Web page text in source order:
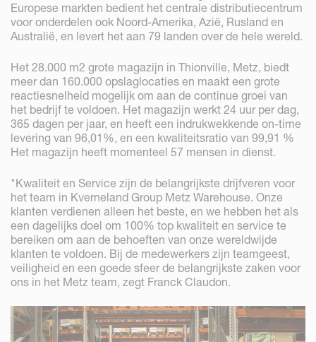
Europese markten bedient het centrale distributiecentrum
voor onderdelen ook Noord-Amerika, Azië, Rusland en
Australië, en levert het aan 79 landen over de hele wereld.
Het 28.000 m2 grote magazijn in Thionville, Metz, biedt
meer dan 160.000 opslaglocaties en maakt een grote
reactiesnelheid mogelijk om aan de continue groei van
het bedrijf te voldoen. Het magazijn werkt 24 uur per dag,
365 dagen per jaar, en heeft een indrukwekkende on-time
levering van 96,01%, en een kwaliteitsratio van 99,91 %
Het magazijn heeft momenteel 57 mensen in dienst.
"Kwaliteit en Service zijn de belangrijkste drijfveren voor
het team in Kverneland Group Metz Warehouse. Onze
klanten verdienen alleen het beste, en we hebben het als
een dagelijks doel om 100% top kwaliteit en service te
bereiken om aan de behoeften van onze wereldwijde
klanten te voldoen. Bij de medewerkers zijn teamgeest,
veiligheid en een goede sfeer de belangrijkste zaken voor
ons in het Metz team, zegt Franck Claudon.